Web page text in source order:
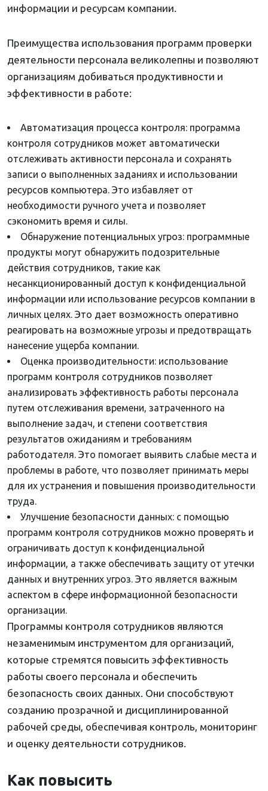
информации и ресурсам компании.
Преимущества использования программ проверки
деятельности персонала великолепны и позволяют
организациям добиваться продуктивности и
эффективности в работе:
Автоматизация процесса контроля: программа
контроля сотрудников может автоматически
отслеживать активности персонала и сохранять
записи о выполненных заданиях и использовании
ресурсов компьютера. Это избавляет от
необходимости ручного учета и позволяет
сэкономить время и силы.
Обнаружение потенциальных угроз: программные
продукты могут обнаружить подозрительные
действия сотрудников, такие как
несанкционированный доступ к конфиденциальной
информации или использование ресурсов компании в
личных целях. Это дает возможность оперативно
реагировать на возможные угрозы и предотвращать
нанесение ущерба компании.
Оценка производительности: использование
программ контроля сотрудников позволяет
анализировать эффективность работы персонала
путем отслеживания времени, затраченного на
выполнение задач, и степени соответствия
результатов ожиданиям и требованиям
работодателя. Это помогает выявить слабые места и
проблемы в работе, что позволяет принимать меры
для их устранения и повышения производительности
труда.
Улучшение безопасности данных: с помощью
программ контроля сотрудников можно проверять и
ограничивать доступ к конфиденциальной
информации, а также обеспечивать защиту от утечки
данных и внутренних угроз. Это является важным
аспектом в сфере информационной безопасности
организации.
Программы контроля сотрудников являются
незаменимым инструментом для организаций,
которые стремятся повысить эффективность
работы своего персонала и обеспечить
безопасность своих данных. Они способствуют
созданию прозрачной и дисциплинированной
рабочей среды, обеспечивая контроль, мониторинг
и оценку деятельности сотрудников.
Как повысить